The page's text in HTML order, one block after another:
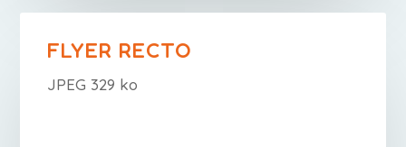
FLYER RECTO
JPEG 329 ko